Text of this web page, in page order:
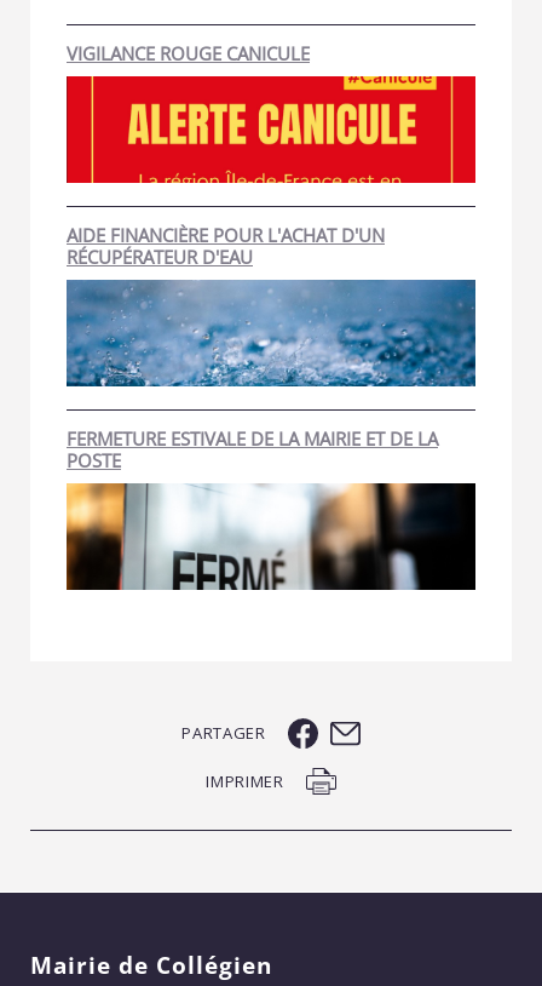
VIGILANCE ROUGE CANICULE
AIDE FINANCIÈRE POUR L'ACHAT D'UN
RÉCUPÉRATEUR D'EAU
FERMETURE ESTIVALE DE LA MAIRIE ET DE LA
POSTE
PARTAGER
IMPRIMER
Mairie de Collégien